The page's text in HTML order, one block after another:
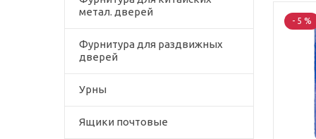
метал. дверей
Фурнитура для раздвижных
дверей
Урны
Ящики почтовые
- 5 %